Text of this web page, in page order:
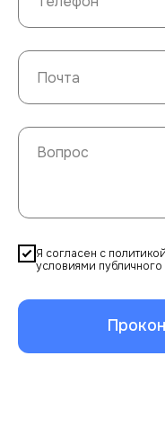
Я согласен с
условиями публичного